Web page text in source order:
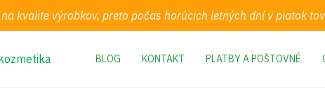
kvalite výrobkov, preto počas horúcich letných dní v piatok
BLOG KONTAKT PLATBY A POŠTOVNÉ